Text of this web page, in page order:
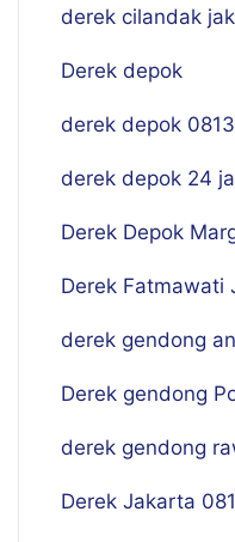
derek cilandak
Derek depok
derek depok
derek depok 24
Derek Depok
Derek Fatmawati
derek gendong
Derek gendong
derek gendong
Derek Jakarta